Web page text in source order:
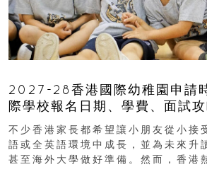
2027-28香港國際幼稚園申請
際學校報名日期、學費、面試
不少香港家長都希望讓小朋友從小接
語或全英語環境中成長，並為未來升
甚至海外大學做好準備。然而，香港